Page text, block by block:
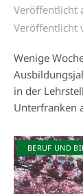
Veröffentlicht
Veröffentlicht
Wenige
in der
Unterfranken
BERUF UND